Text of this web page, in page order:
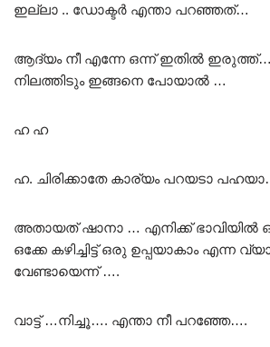
ഇല്ലാ .. ഡോക്ടർ എന്താ പറഞ്ഞത്…
ആദ്യം നീ എന്നേ ഒന്ന് ഇതിൽ ഇരുത്ത്…
നിലത്തിടും ഇങ്ങനെ പോയാൽ …
ഹ ഹ
ഹ. ചിരിക്കാതേ കാര്യം പറയടാ
അതായത് ഷാനാ … എനിക്ക്
ഒക്കേ കഴിച്ചിട്ട് ഒരു ഉപ്പയാകാം എന്ന
വേണ്ടായെന്ന് ….
വാട്ട് …നിച്ചൂ…. എന്താ നീ പറഞ്ഞേ….